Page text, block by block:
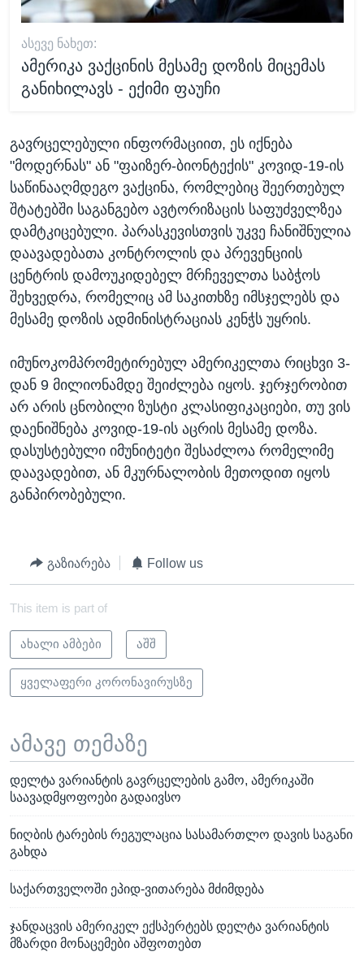
ᲐᲡᲔᲕᲔ ᲜᲐᲮᲔᲗ:
ამერიკა ვაქცინის მესამე დოზის მიცემას
განიხილავს - ექიმი ფაუჩი
გავრცელებული ინფორმაციით, ეს იქნება
"მოდერნას" ან "ფაიზერ-ბიონტექის" კოვიდ-19-ის
საწინააღმდეგო ვაქცინა, რომლებიც შეერთებულ
შტატებში საგანგებო ავტორიზაცის საფუძველზეა
დამტკიცებული. პარასკევისთვის უკვე ჩანიშნულია
დაავადებათა კონტროლის და პრევენციის
ცენტრის დამოუკიდებელ მრჩეველთა საბჭოს
შეხვედრა, რომელიც ამ საკითხზე იმსჯელებს და
მესამე დოზის ადმინისტრაციას კენჭს უყრის.
იმუნოკომპრომეტირებულ ამერიკელთა რიცხვი 3-
დან 9 მილიონამდე შეიძლება იყოს. ჯერჯერობით
არ არის ცნობილი ზუსტი კლასიფიკაციები, თუ ვის
დაენიშნება კოვიდ-19-ის აცრის მესამე დოზა.
დასუსტებული იმუნიტეტი შესაძლოა რომელიმე
დაავადებით, ან მკურნალობის მეთოდით იყოს
განპირობებული.
გაზიარება Follow us
This item is part of
ახალი ამბები აშშ
ყველაფერი კორონავირუსზე
ამავე თემაზე
დელტა ვარიანტის გავრცელების გამო, ამერიკაში
საავადმყოფოები გადაივსო
ნიღბის ტარების რეგულაცია სასამართლო დავის საგანი
გახდა
საქართველოში ეპიდ-ვითარება მძიმდება
ჯანდაცვის ამერიკელ ექსპერტებს დელტა ვარიანტის
მზარდი მონაცემები აშფოთებთ